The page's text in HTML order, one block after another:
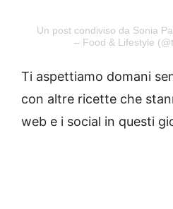
Un post condiviso da Sonia
– Food & Lifestyle
Ti aspettiamo domani
con altre ricette che
web e i social in questi